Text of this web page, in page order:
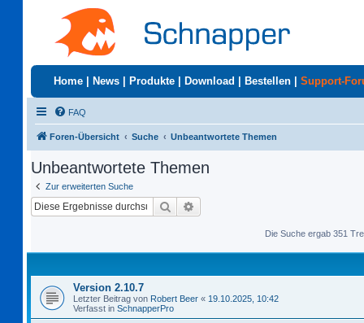
Home News Produkte Download Bestellen Support-
FAQ
Foren-Übersicht Suche Unbeantwortete Themen
Unbeantwortete Themen
Zur erweiterten Suche
Suche
Die Suche ergab 351
Version 2.10.7
Letzter Beitrag von Robert Beer « 19.10.2025, 10:42
Verfasst in SchnapperPro